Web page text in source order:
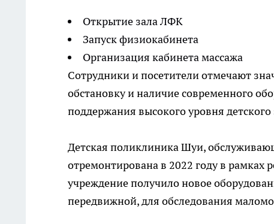
Открытие зала ЛФК
Запуск физиокабинета
Организация кабинета массажа
Сотрудники и посетители отмечают
обстановку и наличие современного
поддержания высокого уровня
Детская поликлиника Шуи,
отремонтирована в 2022 году в рамках
учреждение получило новое
передвижной, для обследования